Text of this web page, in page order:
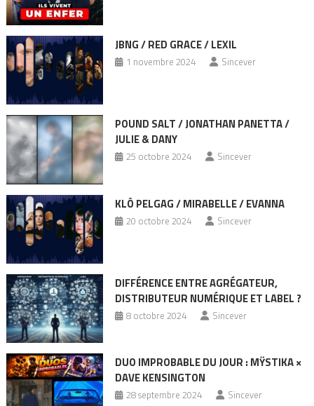
JBNG / RED GRACE / LEXIL
1 novembre 2024 Sincever
POUND SALT / JONATHAN PANETTA /
JULIE & DANY
25 octobre 2024 Sincever
KLÔ PELGAG / MIRABELLE / EVANNA
20 octobre 2024 Sincever
DIFFÉRENCE ENTRE AGRÉGATEUR,
DISTRIBUTEUR NUMÉRIQUE ET LABEL ?
8 octobre 2024 Sincever
DUO IMPROBABLE DU JOUR : MŸSTIKA ×
DAVE KENSINGTON
28 septembre 2024 Sincever